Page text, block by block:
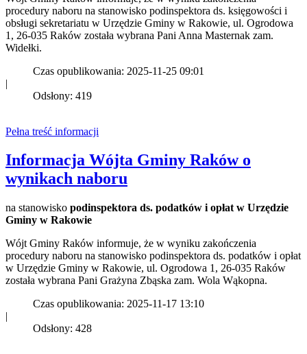
procedury naboru na stanowisko podinspektora ds. księgowości i
obsługi sekretariatu w Urzędzie Gminy w Rakowie, ul. Ogrodowa
1, 26-035 Raków została wybrana Pani Anna Masternak zam.
Widełki.
Czas opublikowania: 2025-11-25 09:01
|
Odsłony: 419
Pełna treść informacji
Informacja Wójta Gminy Raków o
wynikach naboru
na stanowisko podinspektora ds. podatków i opłat w Urzędzie
Gminy w Rakowie
Wójt Gminy Raków informuje, że w wyniku zakończenia
procedury naboru na stanowisko podinspektora ds. podatków i opłat
w Urzędzie Gminy w Rakowie, ul. Ogrodowa 1, 26-035 Raków
została wybrana Pani Grażyna Zbąska zam. Wola Wąkopna.
Czas opublikowania: 2025-11-17 13:10
|
Odsłony: 428